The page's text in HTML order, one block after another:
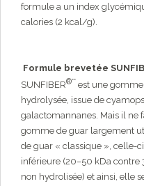
formule a un index
calories (2 kcal/g).
Formule brevetée
SUNFIBER®** est une
hydrolysée, issue de
galactomannanes. Mais il ne
gomme de guar largement
de guar « classique », celle-
inférieure (20–50 kDa
non hydrolisée) et ainsi, elle